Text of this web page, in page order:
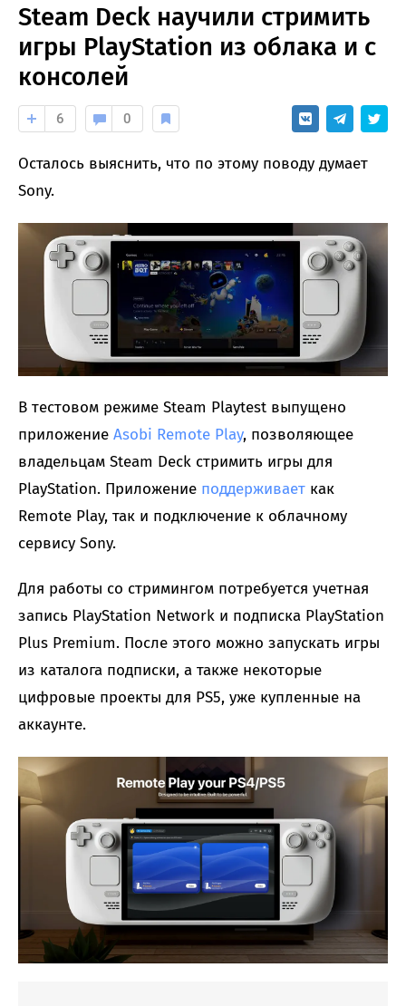
Steam Deck научили стримить
игры PlayStation из облака и с
консолей
6 0
Осталось выяснить, что по этому поводу думает
Sony.
В тестовом режиме Steam Playtest выпущено
приложение Asobi Remote Play, позволяющее
владельцам Steam Deck стримить игры для
PlayStation. Приложение поддерживает как
Remote Play, так и подключение к облачному
сервису Sony.
Для работы со стримингом потребуется учетная
запись PlayStation Network и подписка PlayStation
Plus Premium. После этого можно запускать игры
из каталога подписки, а также некоторые
цифровые проекты для PS5, уже купленные на
аккаунте.